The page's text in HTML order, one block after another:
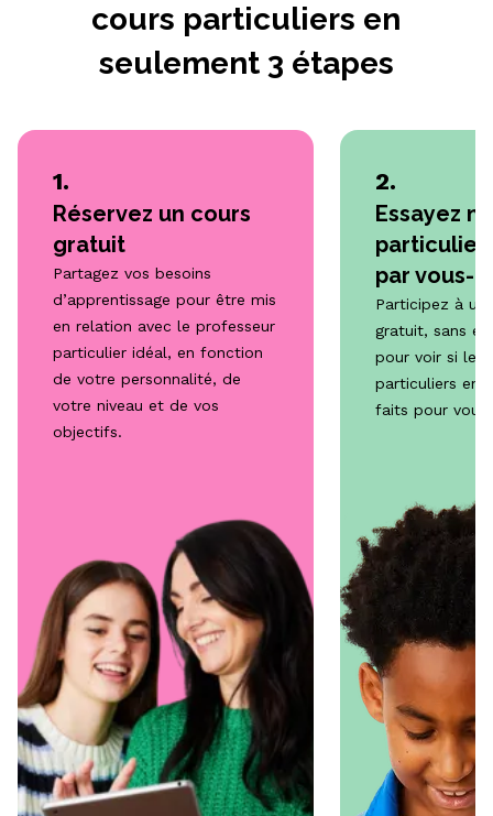
cours particuliers en
seulement 3 étapes
1.
Réservez un cours
gratuit
Partagez vos besoins
d’apprentissage pour être mis
en relation avec le professeur
particulier idéal, en fonction
de votre personnalité, de
votre niveau et de vos
objectifs.
2.
Essayez
par vous-
Participez à un
gratuit, sans
pour voir si les
particuliers en
faits pour vous